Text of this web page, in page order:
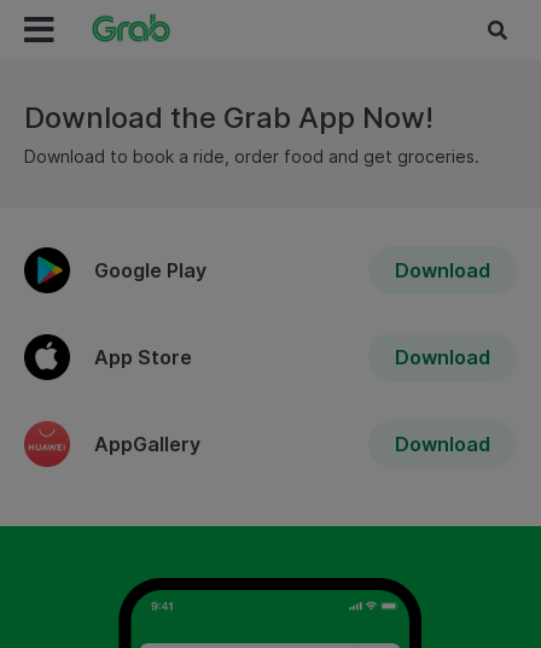
Download the Grab App Now!
Download to book a ride, order food and get groceries.
Google Play Download
App Store Download
AppGallery Download